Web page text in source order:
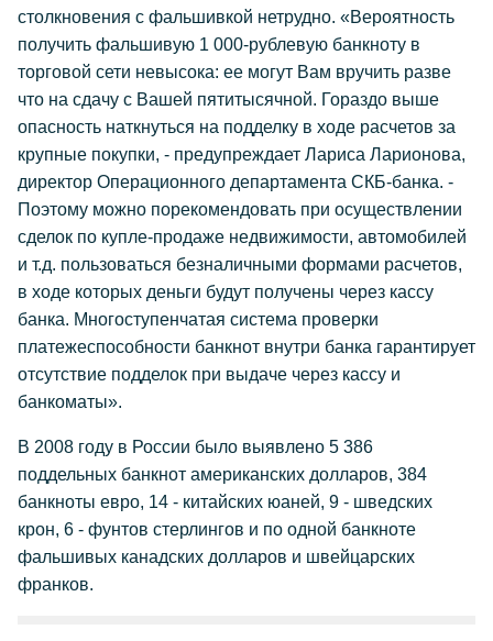
столкновения с фальшивкой нетрудно. «Вероятность
получить фальшивую 1 000-рублевую банкноту в
торговой сети невысока: ее могут Вам вручить разве
что на сдачу с Вашей пятитысячной. Гораздо выше
опасность наткнуться на подделку в ходе расчетов за
крупные покупки, - предупреждает Лариса Ларионова,
директор Операционного департамента СКБ-банка. -
Поэтому можно порекомендовать при осуществлении
сделок по купле-продаже недвижимости, автомобилей
и т.д. пользоваться безналичными формами расчетов,
в ходе которых деньги будут получены через кассу
банка. Многоступенчатая система проверки
платежеспособности банкнот внутри банка гарантирует
отсутствие подделок при выдаче через кассу и
банкоматы».
В 2008 году в России было выявлено 5 386
поддельных банкнот американских долларов, 384
банкноты евро, 14 - китайских юаней, 9 - шведских
крон, 6 - фунтов стерлингов и по одной банкноте
фальшивых канадских долларов и швейцарских
франков.